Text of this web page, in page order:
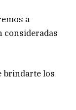
a
consideradas
brindarte los